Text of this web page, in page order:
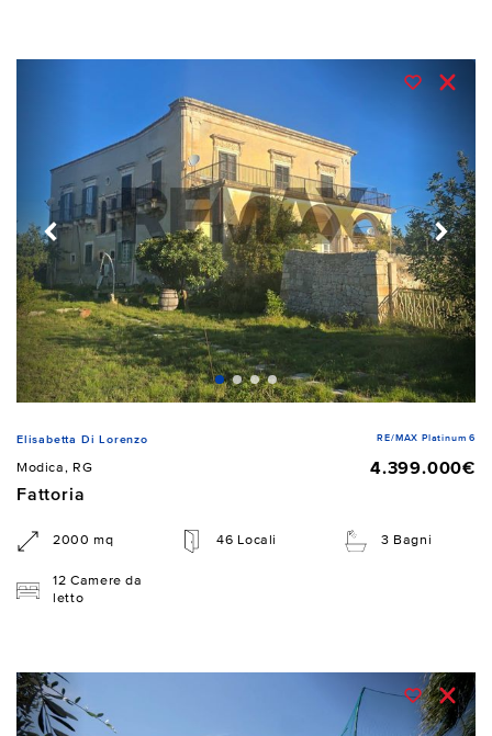
Elisabetta Di Lorenzo RE/MAX Platinum 6
Modica, RG
4.399.000€
Fattoria
2000 mq 46 Locali 3 Bagni
12 Camere da
letto